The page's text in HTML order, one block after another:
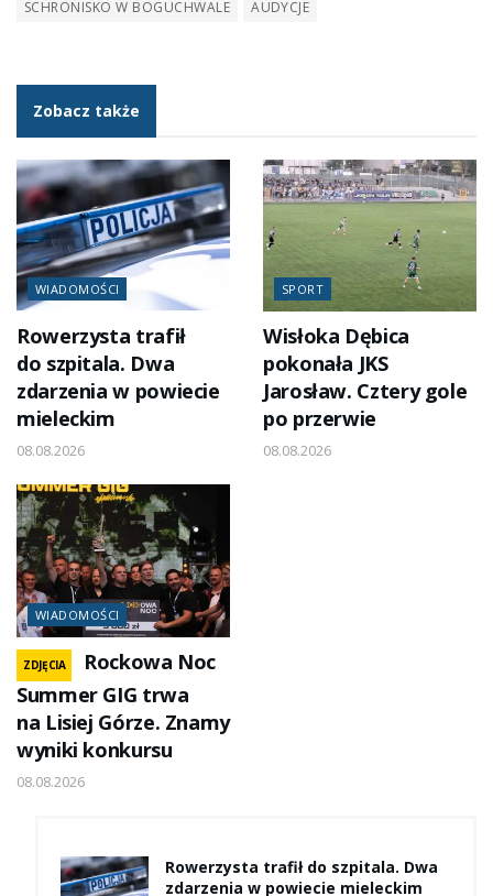
SCHRONISKO W BOGUCHWALE
AUDYCJE
Zobacz także
WIADOMOŚCI
Rowerzysta trafił
do szpitala. Dwa
zdarzenia w powiecie
mieleckim
08.08.2026
SPORT
Wisłoka Dębica
pokonała JKS
Jarosław. Cztery gole
po przerwie
08.08.2026
WIADOMOŚCI
ZDJĘCIA
Rockowa Noc
Summer GIG trwa
na Lisiej Górze. Znamy
wyniki konkursu
08.08.2026
Rowerzysta trafił do szpitala. Dwa
zdarzenia w powiecie mieleckim